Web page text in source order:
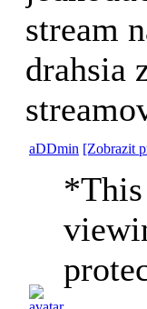
stream
drahsia
aDDmin [Zobrazit
*This